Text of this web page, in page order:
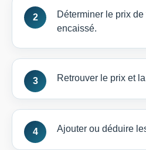
Déterminer le prix
encaissé.
Retrouver le prix et
Ajouter ou déduire